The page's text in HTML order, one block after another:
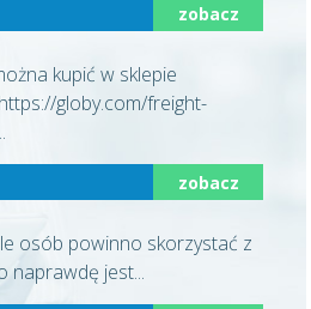
zobacz
kupić w sklepie
globy.com/freight-
zobacz
osób powinno skorzystać z
naprawdę jest...